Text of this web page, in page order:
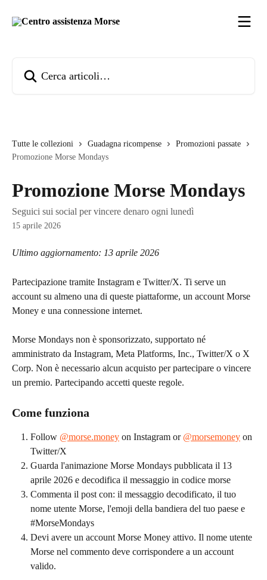
Tutte le collezioni Guadagna ricompense
Promozioni passate
Promozione Morse Mondays
Promozione Morse Mondays
Seguici sui social per vincere denaro ogni lunedì
15 aprile 2026
Ultimo aggiornamento: 13 aprile 2026
Partecipazione tramite Instagram e Twitter/X. Ti serve un
account su almeno una di queste piattaforme, un account Morse
Money e una connessione internet.
Morse Mondays non è sponsorizzato, supportato né
amministrato da Instagram, Meta Platforms, Inc., Twitter/X o X
Corp. Non è necessario alcun acquisto per partecipare o vincere
un premio. Partecipando accetti queste regole.
Come funziona
Follow @morse.money on Instagram or @morsemoney on
Twitter/X
Guarda l'animazione Morse Mondays pubblicata il 13
aprile 2026 e decodifica il messaggio in codice morse
Commenta il post con: il messaggio decodificato, il tuo
nome utente Morse, l'emoji della bandiera del tuo paese e
#MorseMondays
Devi avere un account Morse Money attivo. Il nome utente
Morse nel commento deve corrispondere a un account
valido.